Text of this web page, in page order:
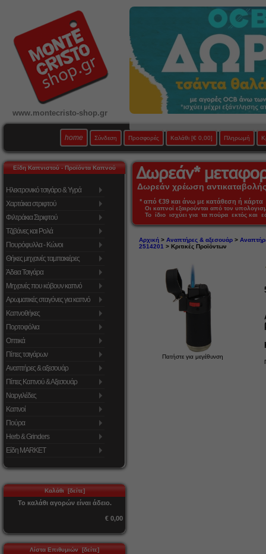
www.montecristo-shop.gr
home Σύνδεση Προσφορές Καλάθι [€ 0,00] Πληρωμή
Είδη Καπνιστού - Προϊόντα Καπνού
Ηλεκτρονικό τσιγάρο & Υγρά
Χαρτάκια στριφτού
Φιλτράκια Στριφτού
Τζιβάνες και Ρολά
Πουρόφυλλα - Κώνοι
Θήκες μηχανές ταμπακιέρες
Άδεια Τσιγάρα
Μηχανές που κόβουν καπνό
Αρωματικές σταγόνες για καπνό
Καπνοθήκες
Πορτοφόλια
Οπτικά
Πίπες τσιγάρων
Αναπτήρες & αξεσουάρ
Πίπες Καπνού & Αξεσουάρ
Ναργιλέδες
Καπνοί
Πούρα
Herb & Grinders
Είδη MARKET
Καλάθι [δείτε]
Το καλάθι αγορών είναι άδειο.
€ 0,00
Λίστα Επιθυμιών [δείτε]
Δωρεάν χρέωση
* από €39 και άνω με κατάθεση ή
Οι καπνοί εξαιρούνται από τον
Το ίδιο ισχύει για τα πούρα εκτός και
Αρχική> Αναπτήρες & αξεσουάρ>
2514201 > Κριτικές Προϊόντων
Πατήστε για μεγέθυνση